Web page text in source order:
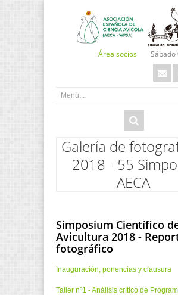
Área socios Sábado
Galería de
2018 - 55
AECA
Simposium Científico
Avicultura 2018 -
fotográfico
Inauguración, ponencias y clausura
Taller nº1 - Análisis crítico de